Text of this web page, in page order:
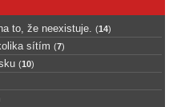
to, že neexistuje. (14)
sítím (7)
(10)